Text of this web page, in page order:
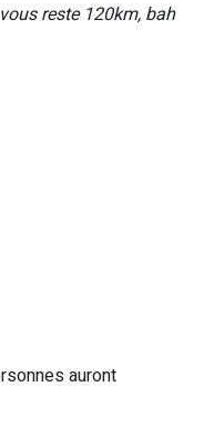
reste 120km, bah
auront